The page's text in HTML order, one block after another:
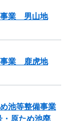
事業 男山地
事業 鹿虎地
池等整備事業
・原ため池廃